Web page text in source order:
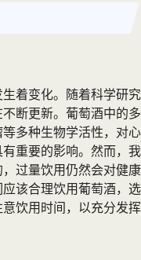
着变化。随着科学研究
断更新。葡萄酒中的多
多种生物学活性，对心
重要的影响。然而，我
过量饮用仍然会对健康
该合理饮用葡萄酒，选
饮用时间，以充分发挥